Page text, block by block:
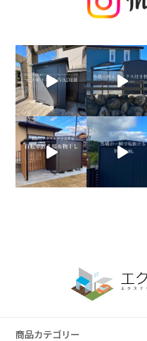
商品カテゴリー